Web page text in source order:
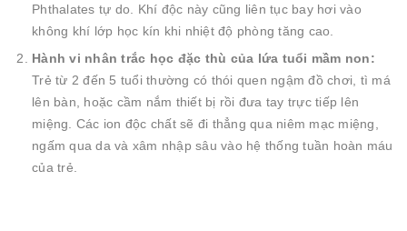
Phthalates tự do. Khí độc này cũng liên tục bay hơi vào
không khí lớp học kín khi nhiệt độ phòng tăng cao.
Hành vi nhân trắc học đặc thù của lứa tuổi mầm non:
Trẻ từ 2 đến 5 tuổi thường có thói quen ngậm đồ chơi, tì má
lên bàn, hoặc cầm nắm thiết bị rồi đưa tay trực tiếp lên
miệng. Các ion độc chất sẽ đi thẳng qua niêm mạc miệng,
ngấm qua da và xâm nhập sâu vào hệ thống tuần hoàn máu
của trẻ.